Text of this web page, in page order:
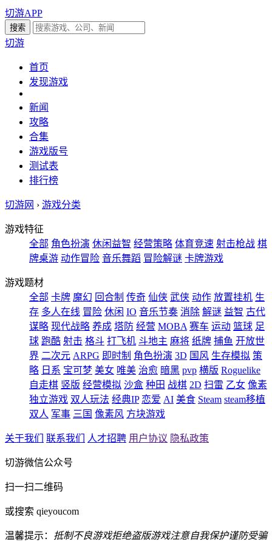
切游APP
切游
首页
发现游戏
新闻
攻略
合集
游戏版号
测试表
排行榜
切游网 › 游戏分类
游戏特征
全部 角色扮演 休闲益智 经营策略 体育竞速 射击枪战 棋
牌桌游 动作冒险 音乐舞蹈 冒险解谜 卡牌游戏
游戏题材
全部 卡牌 魔幻 回合制 传奇 仙侠 武侠 动作 放置挂机 生
存 多人在线 冒险 休闲 IO 音乐节奏 消除 解谜 益智 古代
谋略 现代战略 养成 塔防 经营 MOBA 赛车 运动 篮球 足
球 跑酷 射击 格斗 打飞机 斗地主 麻将 纸牌 捕鱼 开放世
界 二次元 ARPG 即时制 角色扮演 3D 国风 生存模拟 策
略 日系 宝可梦 美女 唯美 治愈 暗黑 pvp 横版 Roguelike
自走棋 竖版 经营模拟 沙盒 种田 战棋 2D 扫雷 乙女 像素
独立游戏 双人玩法 经典IP 恋爱 AI 美食 Steam steam移植
双人 军事 三国 像素风 方块游戏
关于我们 联系我们 人才招聘 用户协议 隐私政策
切游微信公众号
扫一扫二维码
或搜索 qieyoucom
温馨提示： 抵制不良游戏拒绝盗版游戏注意自我保护谨防受骗